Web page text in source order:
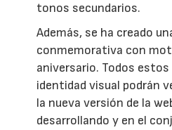
tonos secundarios.
Además, se ha creado
conmemorativa con
aniversario. Todos estos
identidad visual podrán
la nueva versión de la
desarrollando y en el